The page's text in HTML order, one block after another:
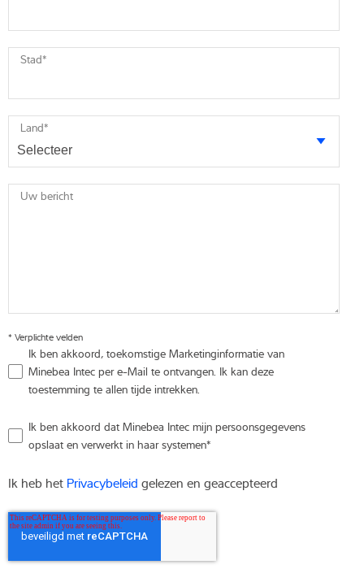
Stad*
Land*
Uw bericht
* Verplichte velden
Ik ben akkoord, toekomstige Marketinginformatie van
Minebea Intec per e-Mail te ontvangen. Ik kan deze
toestemming te allen tijde intrekken.
Ik ben akkoord dat Minebea Intec mijn persoonsgegevens
opslaat en verwerkt in haar systemen*
Ik heb het Privacybeleid gelezen en geaccepteerd